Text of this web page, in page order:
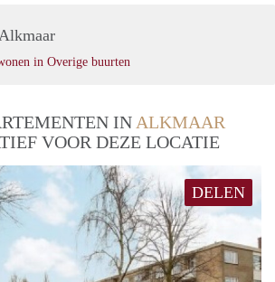
in Overige buurten
IN ALKMAAR
VOOR DEZE LOCATIE
DELEN